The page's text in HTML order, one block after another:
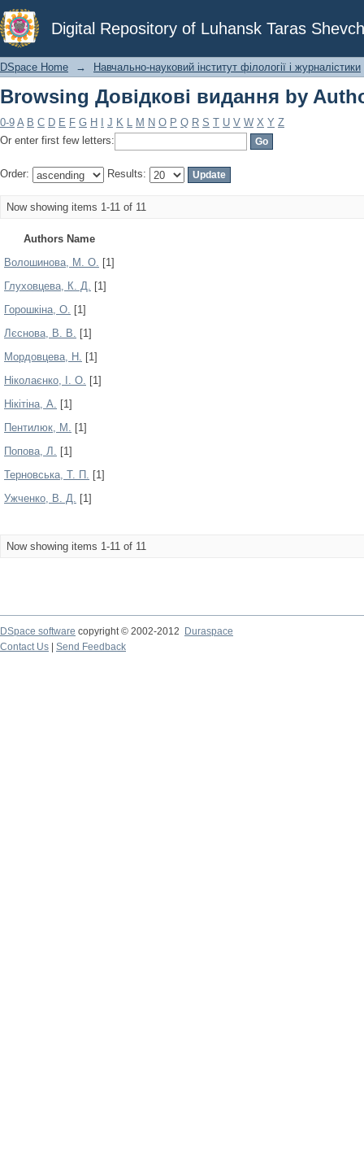
Digital Repository of Luhansk Taras
Browsing Довідкові видання by
DSpace Home → Навчально-науковий інститут філології і журналістики
Browsing Довідкові видання by
0-9 A B C D E F G H J K L M N O P Q R S T U V W X Y Z
Or enter first few letters:
Order: Results:
Now showing items 1-11 of 11
Authors Name
Волошинова, М. О. [1]
Глуховцева, К. Д. [1]
Горошкіна, О. [1]
Лєснова, В. В. [1]
Мордовцева, Н. [1]
Ніколаєнко, І. О. [1]
Нікітіна, А. [1]
Пентилюк, М. [1]
Попова, Л. [1]
Терновська, Т. П. [1]
Ужченко, В. Д. [1]
Now showing items 1-11 of 11
DSpace software copyright © 2002-2012
Duraspace
Contact Us
Send Feedback